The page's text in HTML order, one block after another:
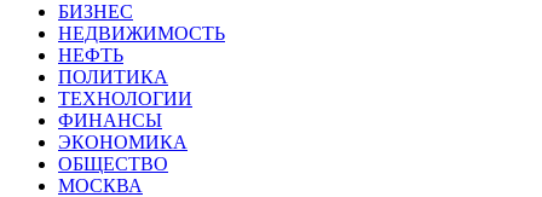
БИЗНЕС
НЕДВИЖИМОСТЬ
НЕФТЬ
ПОЛИТИКА
ТЕХНОЛОГИИ
ФИНАНСЫ
ЭКОНОМИКА
ОБЩЕСТВО
МОСКВА